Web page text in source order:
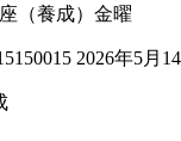
（養成）金曜
2026年5月